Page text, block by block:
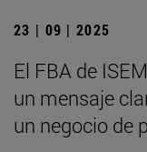
23 | 09 | 2025
El FBA de
un mensaje
un negocio de